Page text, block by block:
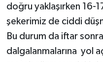
doğru yaklaşırken 16-
şekerimiz de ciddi
Bu durum da iftar
dalgalanmalarına yol
Ülke
Dünya